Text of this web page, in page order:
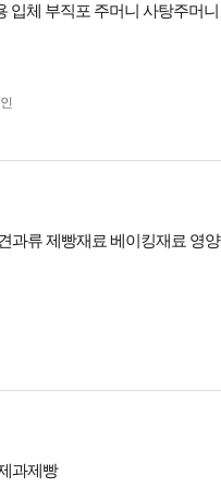
입체 부직포 주머니 사탕주머니
과류 제빵재료 베이킹재료 영양
과제빵